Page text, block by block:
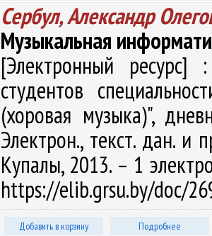
Сербул, Александр
Музыкальная
[Электронный ресурс]
студентов
(хоровая музыка)",
Электрон., текст. дан. и
Купалы, 2013. – 1
https://elib.grsu.by/doc/
Добавить в корзину Подробнее